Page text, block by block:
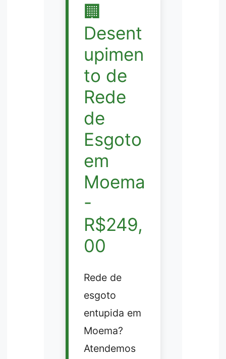
🏢
Desent
upimen
to de
Rede
de
Esgoto
em
Moema
-
R$249,
00
Rede de
esgoto
entupida em
Moema?
Atendemos